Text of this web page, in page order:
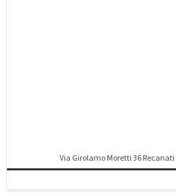
Via Girolamo Moretti 36 Recanati